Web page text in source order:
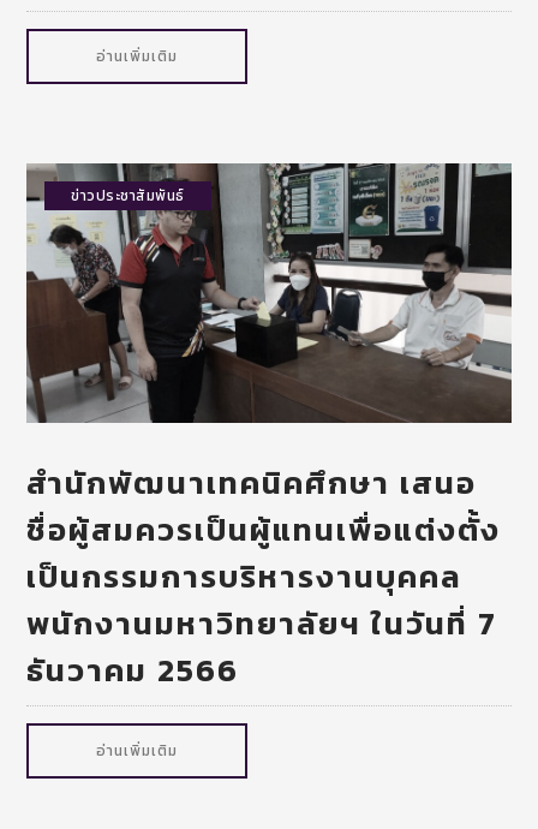
อ่านเพิ่มเติม
ข่าวประชาสัมพันธ์
สำนักพัฒนาเทคนิคศึกษา เสนอ
ชื่อผู้สมควรเป็นผู้แทนเพื่อแต่งตั้ง
เป็นกรรมการบริหารงานบุคคล
พนักงานมหาวิทยาลัยฯ ในวันที่ 7
ธันวาคม 2566
อ่านเพิ่มเติม